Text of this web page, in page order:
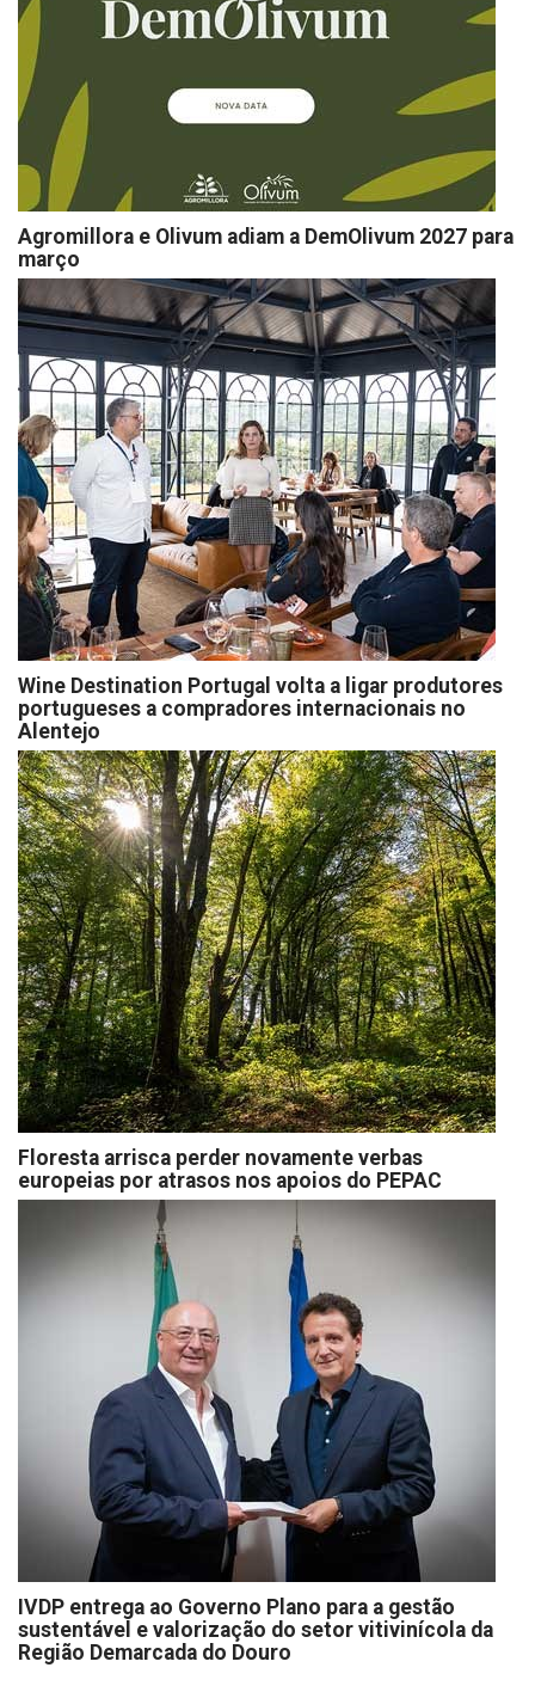
Agromillora e Olivum adiam a DemOlivum 2027 para
março
Wine Destination Portugal volta a ligar produtores
portugueses a compradores internacionais no
Alentejo
Floresta arrisca perder novamente verbas
europeias por atrasos nos apoios do PEPAC
IVDP entrega ao Governo Plano para a gestão
sustentável e valorização do setor vitivinícola da
Região Demarcada do Douro